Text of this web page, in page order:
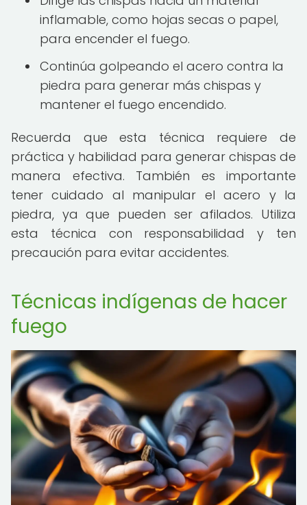
inflamable, como hojas secas o papel,
para encender el fuego.
Continúa golpeando el acero contra la
piedra para generar más chispas y
mantener el fuego encendido.
Recuerda que esta técnica requiere de
práctica y habilidad para generar chispas de
manera efectiva. También es importante
tener cuidado al manipular el acero y la
piedra, ya que pueden ser afilados. Utiliza
esta técnica con responsabilidad y ten
precaución para evitar accidentes.
Técnicas indígenas de hacer
fuego